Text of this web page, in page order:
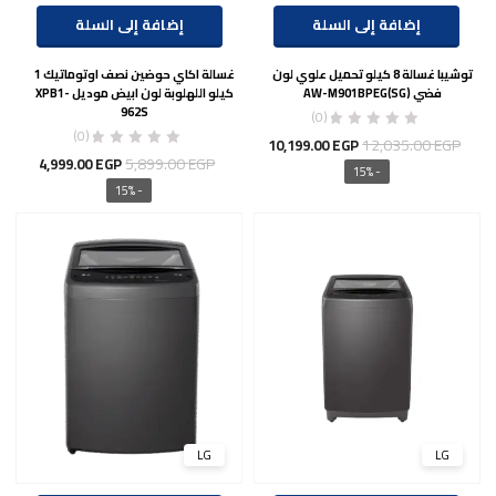
إضافة إلى السلة
توشيبا غسالة 8 كيلو تحميل علوي لون
فضي AW-M901BPEG(SG)
(0)
12,035.00EGP
السعر
الأصلي
10,199.00EGP
السعر
- 15%
إضافة إلى السلة
غسالة اكاي حوضين نصف اوتوماتيك 1
كيلو اللهلوبة لون ابيض موديل XPB1-
962S
(0)
5,899.00EGP
السعر
الأصلي
5,899.00 EGP.
4,999.00EGP
- 15%
LG
LG